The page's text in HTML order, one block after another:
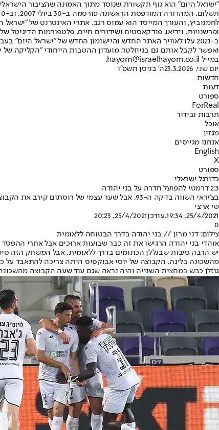
"ישראל היום" הוא גוף תקשורת שנוסד מתוך האמונה שהציבור הישראלי
ופרשנויות, וידיאו, פודקאסטים ושידורים חיים. פלטפורמות הדיגיטל
ב-2021 עלו לאוויר האתר החדש והיישומון החדש של "ישראל
ואפשר לקבל אותם גם בניוזלטר. מועדון ההטבות הייחודי "הקליקה
במייל hayom@israelhayom.co.il.
יום שני, 23.3.2026
ה' בניסן תשפ"ו
חדשות
דעות
ספורט
ForReal
תרבות ובידור
אוכל
מגזין
אנחנו מגייסים
English
X
ספורט
כדורגל ישראלי
2:3 דרמטי להפועל חדרה על בני יהודה
בצ'יראי השווה בדקה ה-93, אבל שער עצמי של רוסתום קירב את הקבוצה שלו ללאומית • אוהדי בני יהודה קיללו את השחקנים וההנהלה בסיום: "אין לכם כבוד, סמרטוטים. אותנו לא יעיפו, נהיה פה אחריכם"
שי ארצי
25/4/2021, 19:34
,עודכן25/4/2021, 20:23
0
צילום: דני מרון // בני יהודה בדרך הבטוחה ללאומית
אוהדי בני יהודה הרגישו את זה כבר שבועות ארוכים אבל אחרי ההפסד 3:2 הערב (ראשון) להפועל חדרה, הקבוצה שלהם כבר עם רגל וחצי בליגה הלאומית, כאשר הירידה הרשמית כנראה תהיה בשבוע הבא.
יש הרבה סיבות שבגללן הכתומים בדרך ללאומית, אבל המשחק הזה
מהשכונה בליגה, הקבוצה של יוסי אבוקסיס היתה צריכה להתאבד
גוזלן כבש במחצית השנייה והיה נראה שגם עוד שעה הקבוצה